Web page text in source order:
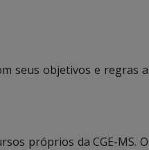
seus objetivos e regras a
próprios da CGE-MS. O